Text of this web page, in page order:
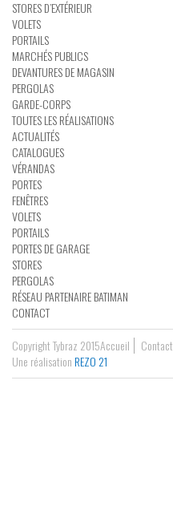
STORES D’EXTÉRIEUR
VOLETS
PORTAILS
MARCHÉS PUBLICS
DEVANTURES DE MAGASIN
PERGOLAS
GARDE-CORPS
TOUTES LES RÉALISATIONS
ACTUALITÉS
CATALOGUES
VÉRANDAS
PORTES
FENÊTRES
VOLETS
PORTAILS
PORTES DE GARAGE
STORES
PERGOLAS
RÉSEAU PARTENAIRE BATIMAN
CONTACT
Copyright Tybraz 2015Accueil Contact
Une réalisationREZO 21